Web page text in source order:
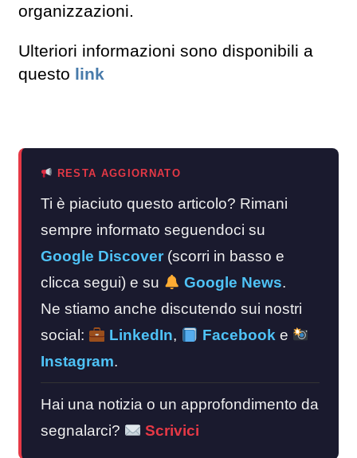
organizzazioni.
Ulteriori informazioni sono disponibili a
questo link
RESTA AGGIORNATO
Ti è piaciuto questo articolo? Rimani
sempre informato seguendoci su
Google Discover (scorri in basso e
clicca segui) e su
Google News.
Ne stiamo anche discutendo sui nostri
social:
LinkedIn, Facebooke
Instagram.
Hai una notizia o un approfondimento da
segnalarci?
Scrivici